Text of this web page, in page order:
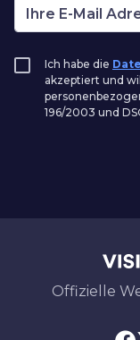
Ich habe die
akzeptiert und
196/2003 und
Offizielle